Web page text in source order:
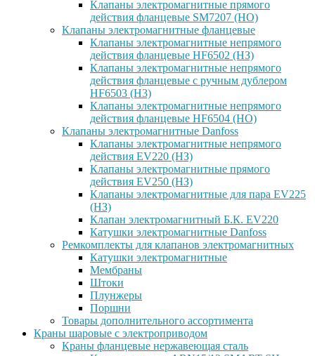
Клапаны электромагнитные прямого
действия фланцевые SM7207 (НО)
Клапаны электромагнитные фланцевые
Клапаны электромагнитные непрямого
действия фланцевые HF6502 (НЗ)
Клапаны электромагнитные непрямого
действия фланцевые с ручным дублером
HF6503 (Н3)
Клапаны электромагнитные непрямого
действия фланцевые HF6504 (НО)
Клапаны электромагнитные Danfoss
Клапаны электромагнитные непрямого
действия EV220 (НЗ)
Клапаны электромагнитные прямого
действия EV250 (НЗ)
Клапаны электромагнитные для пара EV225
(НЗ)
Клапан электромагнитный Б.К. EV220
Катушки электромагнитные Danfoss
Ремкомплекты для клапанов электромагнитных
Катушки электромагнитные
Мембраны
Штоки
Плунжеры
Поршни
Товары дополнительного ассортимента
Краны шаровые с электроприводом
Краны фланцевые нержавеющая сталь